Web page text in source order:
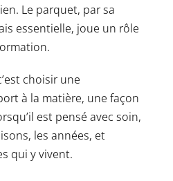
Le parquet, par sa
essentielle, joue un rôle
choisir une
à la matière, une façon
est pensé avec soin,
les années, et
qui y vivent.